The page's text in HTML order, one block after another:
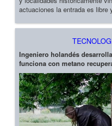
actuaciones la entrada es libre
Ingeniero holandés
funciona con metano